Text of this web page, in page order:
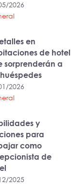
2026
en
de hotel
sorprenderán a
2026
y
para
como
de
2025